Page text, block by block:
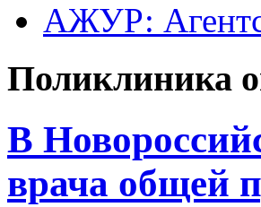
АЖУР:
Поликлиника
В
врача общей